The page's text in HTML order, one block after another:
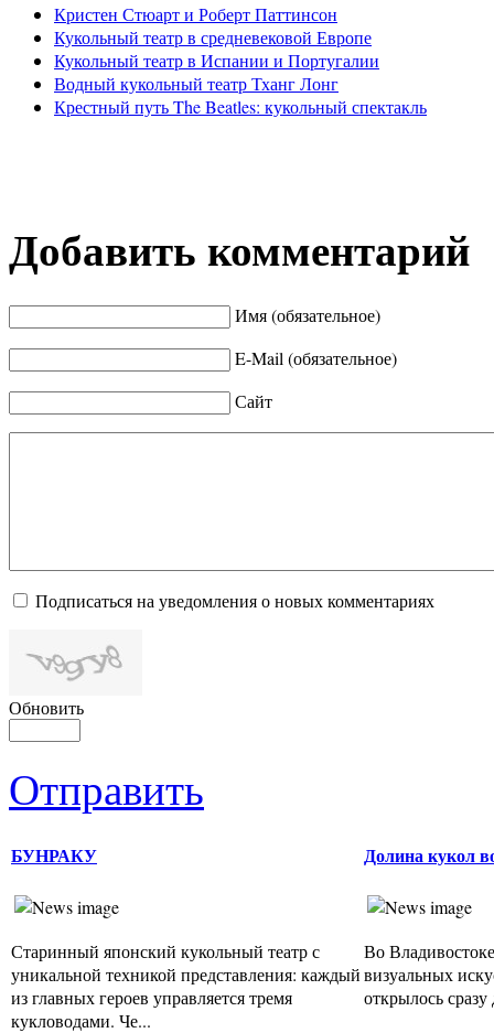
Кристен Стюарт и Роберт Паттинсон
Кукольный театр в средневековой Европе
Кукольный театр в Испании и Португалии
Водный кукольный театр Тханг Лонг
Крестный путь The Beatles: кукольный спектакль
Добавить комментарий
Имя (обязательное)
E-Mail (обязательное)
Сайт
Подписаться на уведомления о новых комментариях
Обновить
Отправить
БУНРАКУ
Старинный японский кукольный театр с
уникальной техникой представления: каждый
из главных героев управляется тремя
кукловодами. Че...
Долина кукол
Во
визуальных
открылось